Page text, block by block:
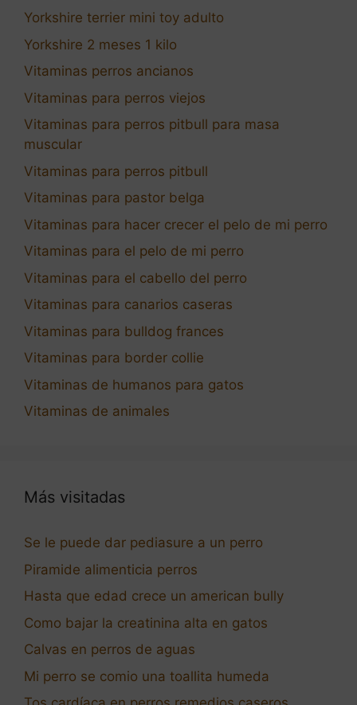
Yorkshire terrier mini toy adulto
Yorkshire 2 meses 1 kilo
Vitaminas perros ancianos
Vitaminas para perros viejos
Vitaminas para perros pitbull para masa
muscular
Vitaminas para perros pitbull
Vitaminas para pastor belga
Vitaminas para hacer crecer el pelo de mi perro
Vitaminas para el pelo de mi perro
Vitaminas para el cabello del perro
Vitaminas para canarios caseras
Vitaminas para bulldog frances
Vitaminas para border collie
Vitaminas de humanos para gatos
Vitaminas de animales
Más visitadas
Se le puede dar pediasure a un perro
Piramide alimenticia perros
Hasta que edad crece un american bully
Como bajar la creatinina alta en gatos
Calvas en perros de aguas
Mi perro se comio una toallita humeda